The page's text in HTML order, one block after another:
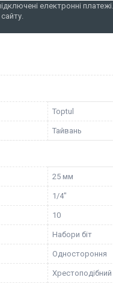
електронні
Toptul
Тайвань
25 мм
1/4"
10
Набори біт
Одностороння
Хрестоподібний